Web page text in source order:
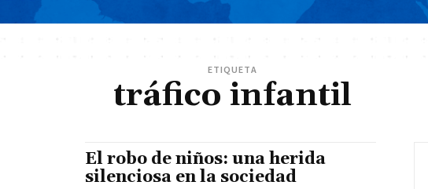
ETIQUETA
tráfico infantil
El robo de niños: una herida
silenciosa en la sociedad